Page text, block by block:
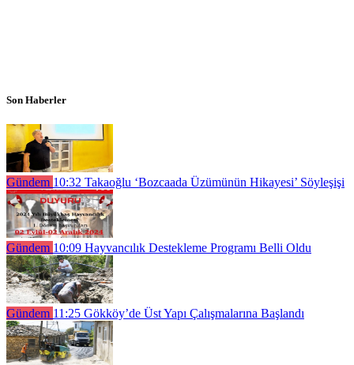
Son Haberler
Gündem 10:32 Takaoğlu ‘Bozcaada Üzümünün Hikayesi’ Söyleşişi
Gündem 10:09 Hayvancılık Destekleme Programı Belli Oldu
Gündem 11:25 Gökköy’de Üst Yapı Çalışmalarına Başlandı